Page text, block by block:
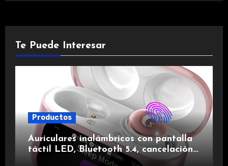
Te Puede Interesar
Productos
Auriculares inalámbricos con pantalla
táctil LED, Bluetooth 5.4, cancelación
de ruido, impermeables y de larga